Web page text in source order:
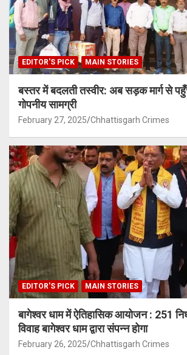
EDITOR'S PICK MAIN STORIES
बस्तर में बदलती तस्वीर: अब सड़क मार्ग से पहुँची
गोपनीय सामग्री
February 27, 2025 Chhattisgarh Crimes
EDITOR'S PICK MAIN STORIES
बागेश्वर धाम में ऐतिहासिक आयोजन : 251
विवाह बागेश्वर धाम द्वारा संपन्न होगा
February 26, 2025 Chhattisgarh Crimes